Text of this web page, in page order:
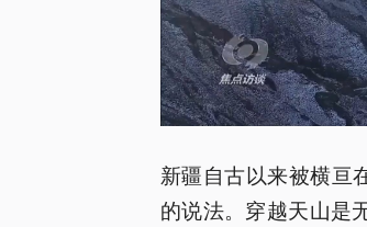
新疆自古以来被横亘
的说法。穿越天山是